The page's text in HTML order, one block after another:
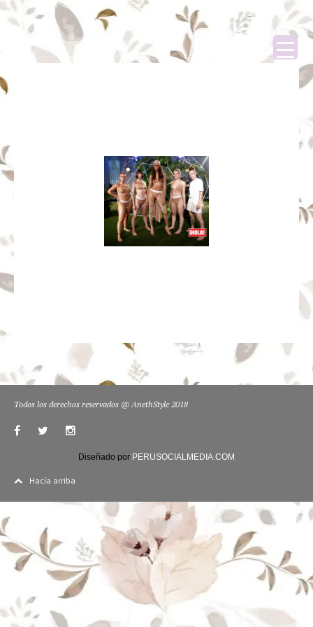
Todos los derechos reservados @ AnethStyle 2018
Diseñado por PERUSOCIALMEDIA.COM
Hacía arriba